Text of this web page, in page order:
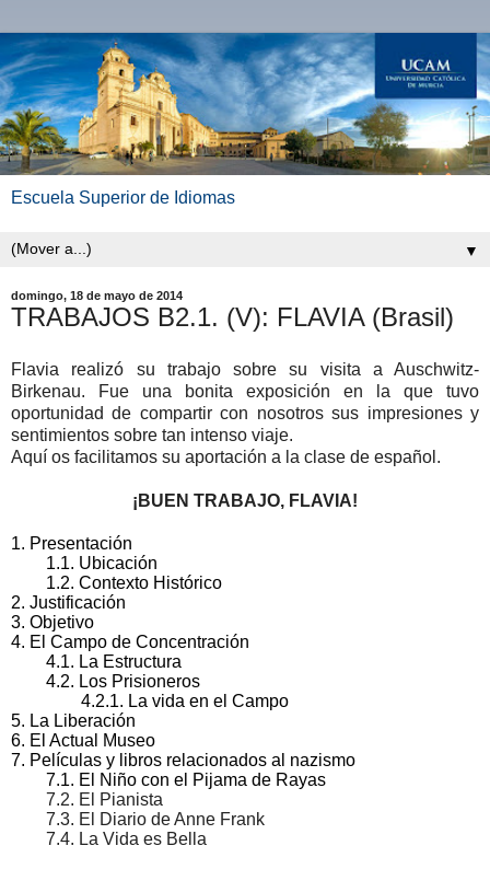
Escuela Superior de Idiomas
▼
domingo, 18 de mayo de 2014
TRABAJOS B2.1. (V): FLAVIA (Brasil)
Flavia realizó su trabajo sobre su visita a Auschwitz-
Birkenau. Fue una bonita exposición en la que tuvo
oportunidad de compartir con nosotros sus impresiones y
sentimientos sobre tan intenso viaje.
Aquí os facilitamos su aportación a la clase de español.
¡BUEN TRABAJO, FLAVIA!
1. Presentación
1.1. Ubicación
1.2. Contexto Histórico
2. Justificación
3. Objetivo
4. El Campo de Concentración
4.1. La Estructura
4.2. Los Prisioneros
4.2.1. La vida en el Campo
5. La Liberación
6. El Actual Museo
7. Películas y libros relacionados al nazismo
7.1. El Niño con el Pijama de Rayas
        7.2. El Pianista
        7.3. El Diario de Anne Frank
        7.4. La Vida es Bella